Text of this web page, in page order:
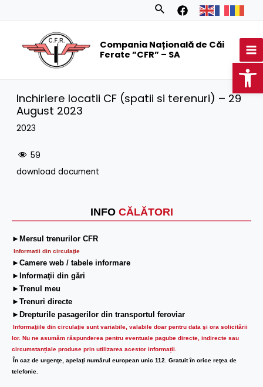
Search
Compania Națională de Căi
Ferate ”CFR” – SA
INFO CĂLĂTORI
►Mersul trenurilor CFR
Informatii din circulaţie
►Camere web / tabele informare
►Informaţii din gări
►Trenul meu
►Trenuri directe
►Drepturile pasagerilor din transportul feroviar
Informaţiile din circulaţie sunt variabile, valabile doar pentru data şi ora solicitării
lor. Nu ne asumăm răspunderea pentru eventuale pagube directe, indirecte sau
circumstanțiale produse prin utilizarea acestor informații.
În caz de urgenţe, apelaţi numărul european unic 112. Gratuit în orice reţea de
telefonie.
Inchiriere locatii CF (spatii si terenuri) – 29
August 2023
2023
59
download document